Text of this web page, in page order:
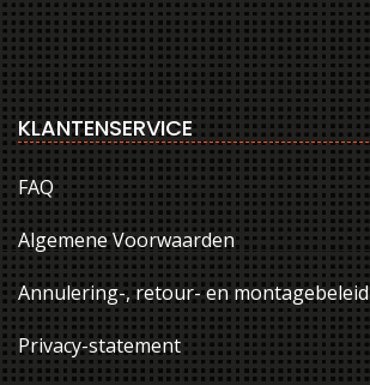
KLANTENSERVICE
FAQ
Algemene Voorwaarden
Annulering-, retour- en montagebeleid
Privacy-statement